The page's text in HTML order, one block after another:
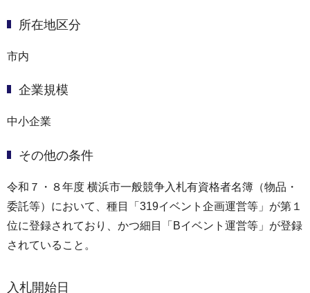
所在地区分
市内
企業規模
中小企業
その他の条件
令和７・８年度 横浜市一般競争入札有資格者名簿（物品・
委託等）において、種目「319イベント企画運営等」が第１
位に登録されており、かつ細目「Bイベント運営等」が登録
されていること。
入札開始日